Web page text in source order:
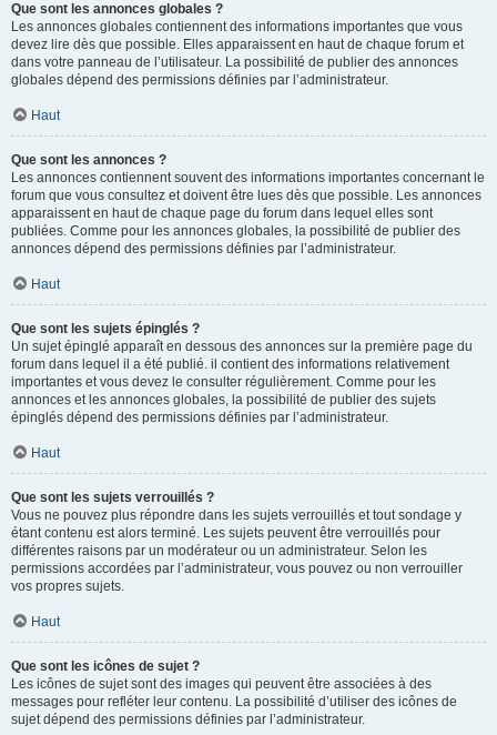
Que sont les annonces globales ?
Les annonces globales contiennent des informations importantes que vous
devez lire dès que possible. Elles apparaissent en haut de chaque forum et
dans votre panneau de l’utilisateur. La possibilité de publier des annonces
globales dépend des permissions définies par l’administrateur.
Haut
Que sont les annonces ?
Les annonces contiennent souvent des informations importantes concernant le
forum que vous consultez et doivent être lues dès que possible. Les annonces
apparaissent en haut de chaque page du forum dans lequel elles sont
publiées. Comme pour les annonces globales, la possibilité de publier des
annonces dépend des permissions définies par l’administrateur.
Haut
Que sont les sujets épinglés ?
Un sujet épinglé apparaît en dessous des annonces sur la première page du
forum dans lequel il a été publié. il contient des informations relativement
importantes et vous devez le consulter régulièrement. Comme pour les
annonces et les annonces globales, la possibilité de publier des sujets
épinglés dépend des permissions définies par l’administrateur.
Haut
Que sont les sujets verrouillés ?
Vous ne pouvez plus répondre dans les sujets verrouillés et tout sondage y
étant contenu est alors terminé. Les sujets peuvent être verrouillés pour
différentes raisons par un modérateur ou un administrateur. Selon les
permissions accordées par l’administrateur, vous pouvez ou non verrouiller
vos propres sujets.
Haut
Que sont les icônes de sujet ?
Les icônes de sujet sont des images qui peuvent être associées à des
messages pour refléter leur contenu. La possibilité d’utiliser des icônes de
sujet dépend des permissions définies par l’administrateur.